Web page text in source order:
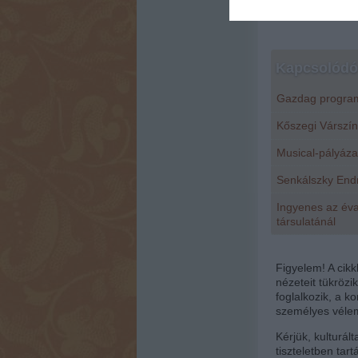
Gazdag
Kőszegi
Musical-
Senkálszky
Ingyenes az
társulatánál
Figyelem! A
nézeteit
foglalkozik, a
személyes
Kérjük,
tiszteletben